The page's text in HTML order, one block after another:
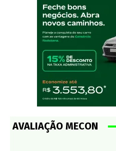
AVALIAÇÃO MECON